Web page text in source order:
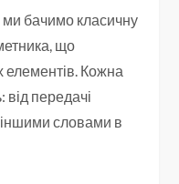
ми бачимо класичну
що
елементів. Кожна
передачі
іншими словами в